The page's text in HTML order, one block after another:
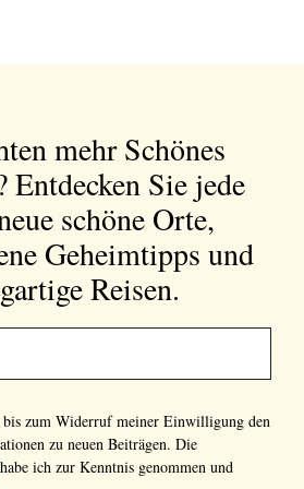
mehr Schönes
Entdecken Sie jede
schöne Orte,
Geheimtipps und
Reisen.
zum Widerruf meiner Einwilligung den
zu neuen Beiträgen. Die
habe ich zur Kenntnis genommen und